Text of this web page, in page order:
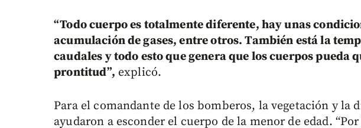
“Todo cuerpo es totalmente diferente, hay unas
acumulación de gases, entre otros. También está la
caudales y todo esto que genera que los cuerpos pueda
prontitud”, explicó.
Para el comandante de los bomberos, la vegetación y la
ayudaron a esconder el cuerpo de la menor de edad.